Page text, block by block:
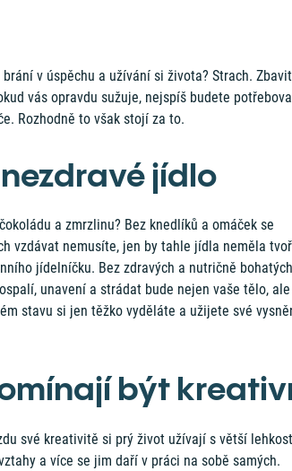
v úspěchu a užívání si života? Strach.
vás opravdu sužuje, nejspíš budete
Rozhodně to však stojí za to.
jídlo
a zmrzlinu? Bez knedlíků a omáček se
vzdávat nemusíte, jen by tahle jídla neměla
jídelníčku. Bez zdravých a nutričně bohatých
unavení a strádat bude nejen vaše tělo,
stavu si jen těžko vyděláte a užijete své
být
své kreativitě si prý život užívají s větší
a více se jim daří v práci na sobě samých.